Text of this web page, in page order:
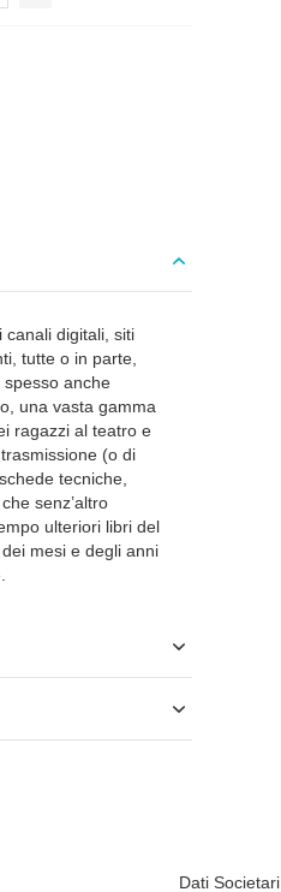
canali digitali, siti
tutte o in parte,
anche
una vasta gamma
ragazzi al teatro e
(o di
tecniche,
senz’altro
ulteriori libri del
mesi e degli anni
Dati Societari